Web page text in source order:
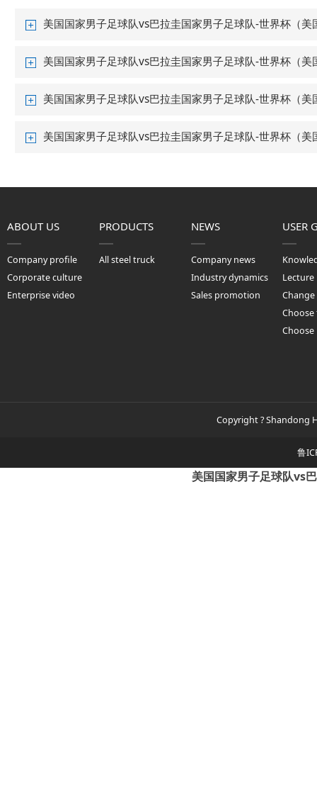
美国国家男子足球队vs巴拉圭国家男子足球队-世界杯（
美国国家男子足球队vs巴拉圭国家男子足球队-世界杯（
美国国家男子足球队vs巴拉圭国家男子足球队-世界杯（
美国国家男子足球队vs巴拉圭国家男子足球队-世界杯（
ABOUT US
Company profile
Corporate culture
Enterprise video
PRODUCTS
All steel truck
NEWS
Company news
Industry dynamics
Sales promotion
USER
Lecture
Choose
Choose
Copyright ? Shandong
鲁
美国国家男子足球队vs